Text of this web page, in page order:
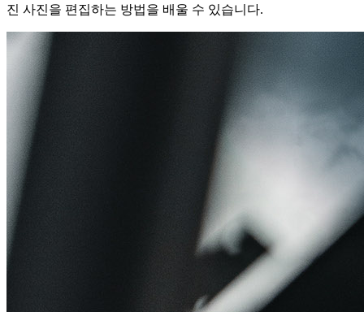
진 사진을 편집하는 방법을 배울 수 있습니다.